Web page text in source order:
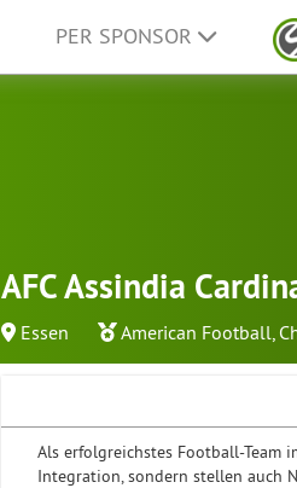
PER SPONSOR
AFC Assindia
Essen American Football,
Als erfolgreichstes Football-Team
Integration, sondern stellen auch